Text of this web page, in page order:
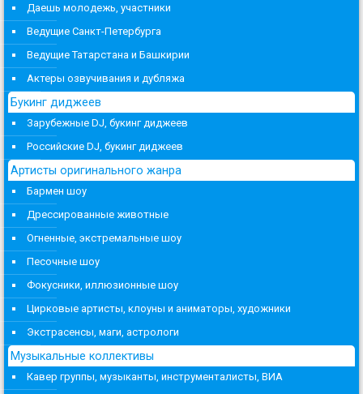
Даешь молодежь, участники
Ведущие Санкт-Петербурга
Ведущие Татарстана и Башкирии
Актеры озвучивания и дубляжа
Букинг диджеев
Зарубежные DJ, букинг диджеев
Российские DJ, букинг диджеев
Артисты оригинального жанра
Бармен шоу
Дрессированные животные
Огненные, экстремальные шоу
Песочные шоу
Фокусники, иллюзионные шоу
Цирковые артисты, клоуны и аниматоры, художники
Экстрасенсы, маги, астрологи
Музыкальные коллективы
Кавер группы, музыканты, инструменталисты, ВИА